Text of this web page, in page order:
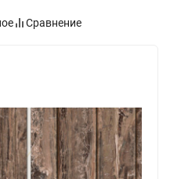
Сравнение